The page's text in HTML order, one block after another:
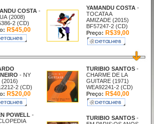
COSTA -
(2008)
2 (CD)
R$45,00
YAMANDU COSTA -
TOCATA A
AMIZADE (2015)
BF57247-2 (CD)
Preço: R$39,00
- NY
(2016)
2 (CD)
R$20,00
TURIBIO SANTOS -
CHARME DE LA
GUITARE (1971)
WEA92241-2 (CD)
Preço: R$40,00
POWELL -
TURIBIO SANTOS -